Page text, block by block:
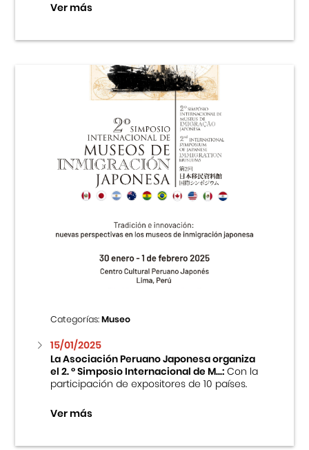
Ver más
Categorías:Museo
15/01/2025
La Asociación Peruano Japonesa organiza
el 2. ° Simposio Internacional de M...:Con la
participación de expositores de 10 países.
Ver más